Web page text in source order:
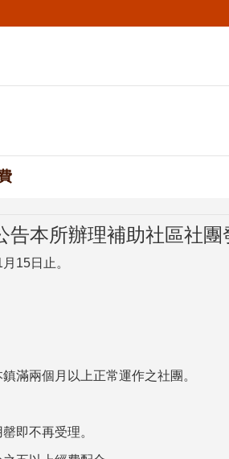
告本所辦理補助社區社團
月 15日止。
滿兩個月以上正常運作之社團。
即不再受理。